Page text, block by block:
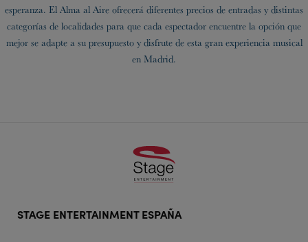
esperanza. El Alma al Aire ofrecerá diferentes precios de entradas y distintas
categorías de localidades para que cada espectador encuentre la opción que
mejor se adapte a su presupuesto y disfrute de esta gran experiencia musical
en Madrid.
doormat
STAGE ENTERTAINMENT ESPAÑA